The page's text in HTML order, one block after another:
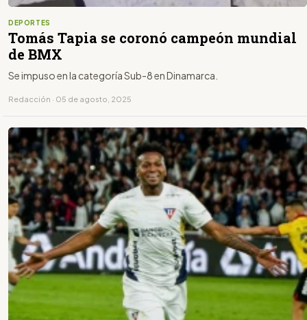
DEPORTES
Tomás Tapia se coronó campeón mundial
de BMX
Se impuso en la categoría Sub-8 en Dinamarca.
Redacción · 05 de agosto, 2025